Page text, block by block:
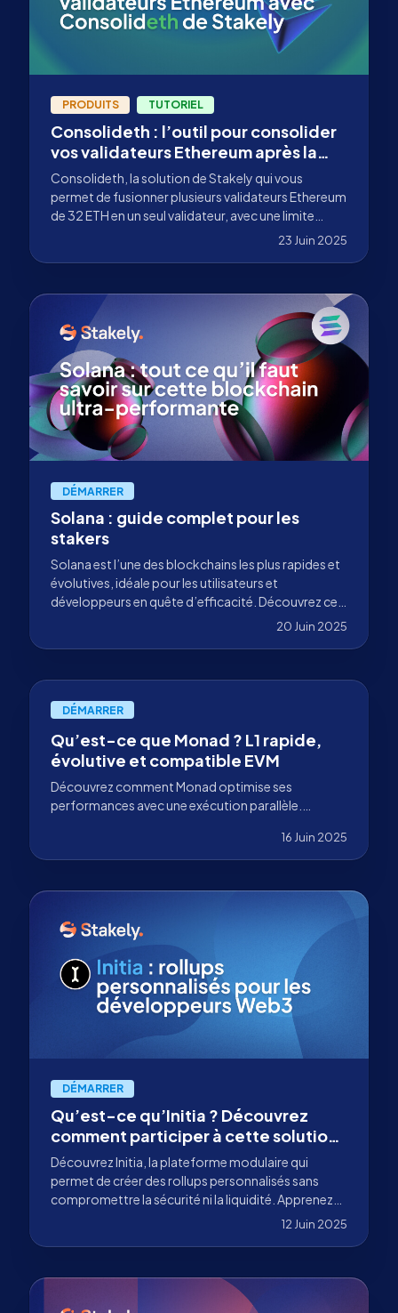
PRODUITS TUTORIEL
Consolideth : l’outil pour consolider
vos validateurs Ethereum après la
mise à jour Pectra
Consolideth, la solution de Stakely qui vous
permet de fusionner plusieurs validateurs Ethereum
de 32 ETH en un seul validateur, avec une limite
23 Juin 2025
DÉMARRER
Solana : guide complet pour les
stakers
Solana est l’une des blockchains les plus rapides et
évolutives, idéale pour les utilisateurs et
développeurs en quête d’efficacité. Découvrez ce
qu’elle est, son écosystème et comment faire du
20 Juin 2025
DÉMARRER
Qu’est-ce que Monad ? L1 rapide,
évolutive et compatible EVM
Découvrez comment Monad optimise ses
performances avec une exécution parallèle.
16 Juin 2025
DÉMARRER
Qu’est-ce qu’Initia ? Découvrez
comment participer à cette solution
modulaire de rollups
personnalisables
Découvrez Initia, la plateforme modulaire qui
permet de créer des rollups personnalisés sans
compromettre la sécurité ni la liquidité. Apprenez
comment participer à son staking avec Stakely.
12 Juin 2025